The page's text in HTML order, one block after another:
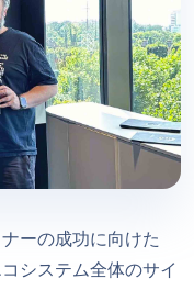
ーの成功に向けた
コシステム全体のサイ